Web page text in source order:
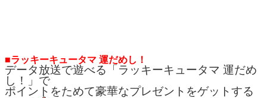
■ラッキーキュータマ 運だめし！
データ放送で遊べる「ラッキーキュータマ 運だめ
し！」で
ポイントをためて豪華なプレゼントをゲットする